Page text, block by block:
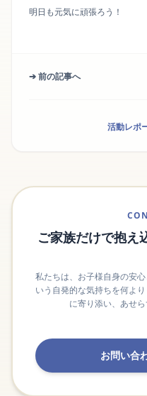
明日も元気に頑張ろう！
➔ 前の記事へ
活動レポ
ご家族だけで抱え
私たちは、お子様自身の安
いう自発的な気持ちを何よ
に寄り添い、あせ
お問い合